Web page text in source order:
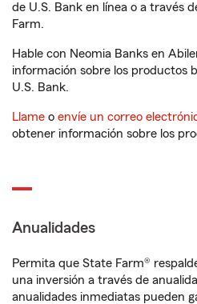
de U.S. Bank en línea o a través
Farm.
Hable con Neomia Banks en
información sobre los productos
U.S. Bank.
Llame o envíe un correo
obtener información sobre los
Anualidades
Permita que State Farm®
una inversión a través de
anualidades inmediatas pueden